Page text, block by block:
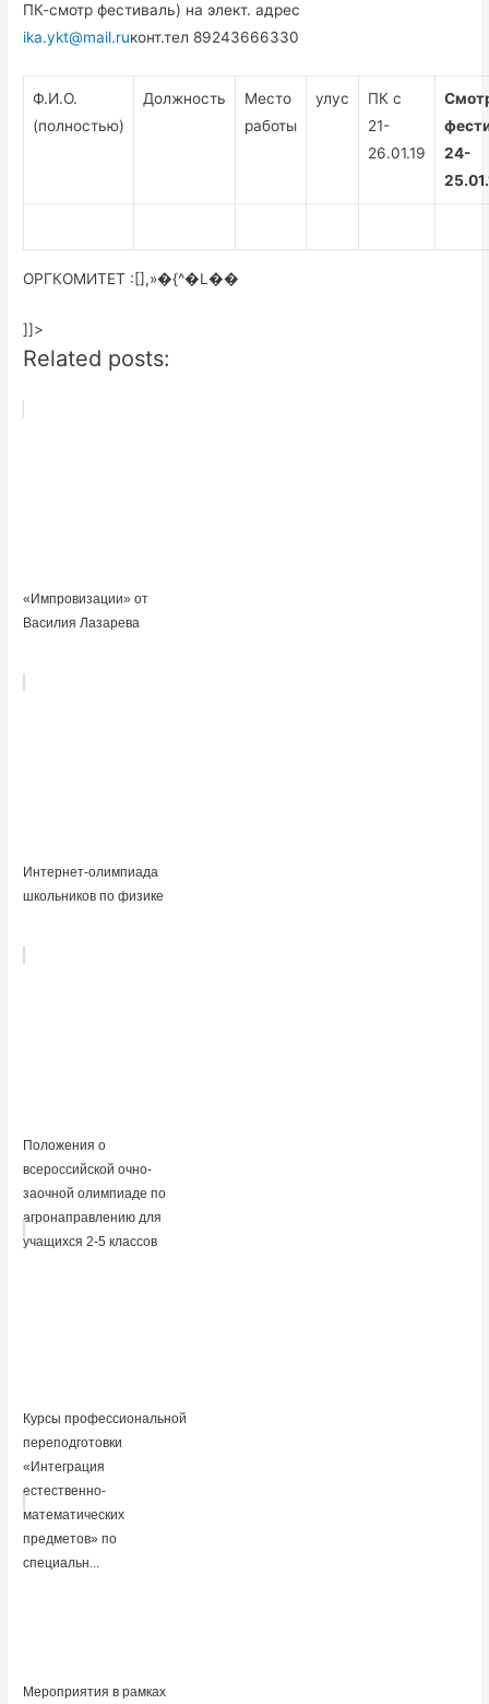
ПК-смотр фестиваль) на элект. адрес
ika.ykt@mail.ruконт.тел 89243666330
Ф.И.О.
(полностью)
Должность
Место
работы
улус
ПК с
21-
26.01.19
24-
ОРГКОМИТЕТ :[],»�{^�L��
]]>
Related posts:
«Импровизации» от
Василия Лазарева
Интернет-олимпиада
школьников по физике
Положения о
всероссийской очно-
заочной олимпиаде по
агронаправлению для
учащихся 2-5 классов
Курсы профессиональной
переподготовки
«Интеграция
естественно-
математических
предметов» по
специальн...
Мероприятия в рамках